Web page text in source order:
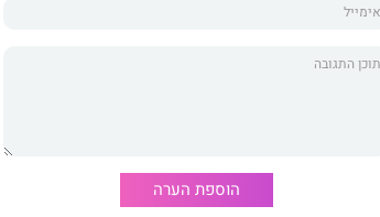
הוספת הערה